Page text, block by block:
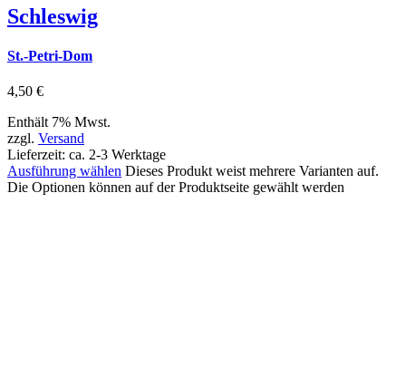
Schleswig
St.-Petri-Dom
4,50 €
Enthält 7% Mwst.
zzgl. Versand
Lieferzeit: ca. 2-3 Werktage
Ausführung wählen Dieses Produkt weist mehrere Varianten auf.
Die Optionen können auf der Produktseite gewählt werden